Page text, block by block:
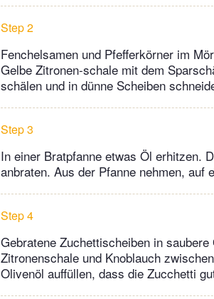
Step 2
Fenchelsamen und Pfefferkörner im
Gelbe Zitronen-schale mit dem
schälen und in dünne Scheiben
Step 3
In einer Bratpfanne etwas Öl erhitzen.
anbraten. Aus der Pfanne nehmen, auf
Step 4
Gebratene Zuchettischeiben in
Zitronenschale und Knoblauch
Olivenöl auffüllen, dass die Zucchetti